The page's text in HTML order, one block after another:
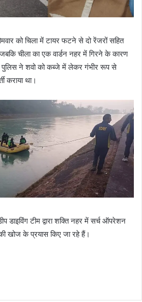
को चिला में टायर फटने से दो रेंजरों सहित
चीला का एक वार्डन नहर में गिरने के कारण
पुलिस ने शवो को कब्जे में लेकर गंभीर रूप से
कराया था।
डाइविंग टीम द्वारा शक्ति नहर में सर्च ऑपरेशन
खोज के प्रयास किए जा रहे हैं।